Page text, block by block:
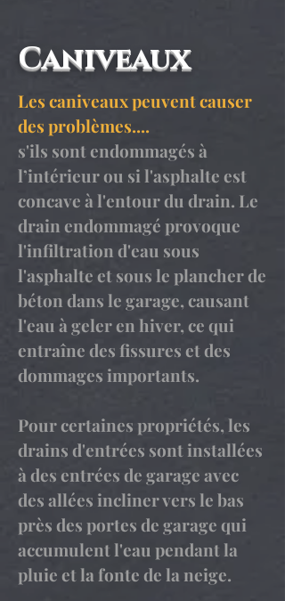
Caniveaux
Les caniveaux peuvent causer
des problèmes....
s'ils sont endommagés à
l’intérieur ou si l'asphalte est
concave à l'entour du drain. Le
drain endommagé provoque
l'infiltration d'eau sous
l'asphalte et sous le plancher de
béton dans le garage, causant
l'eau à geler en hiver, ce qui
entraîne des fissures et des
dommages importants.
Pour certaines propriétés, les
drains d'entrées sont installées
à des entrées de garage avec
des allées incliner vers le bas
près des portes de garage qui
accumulent l'eau pendant la
pluie et la fonte de la neige.